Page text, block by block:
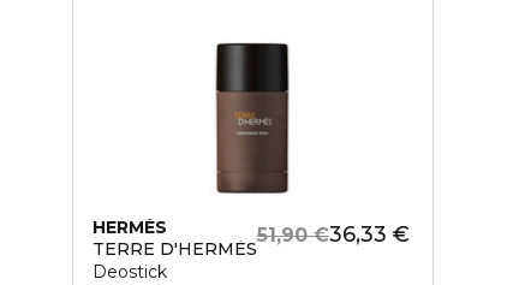
HERMÈS
TERRE D'HERMÈS
Deostick
36,33 €
51,90 €